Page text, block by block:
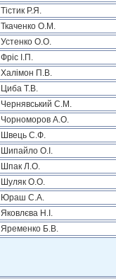
Тістик Р.Я.
Ткаченко О.М.
Устенко О.О.
Фріс І.П.
Халімон П.В.
Циба Т.В.
Чернявський С.М.
Чорноморов А.О.
Швець С.Ф.
Шипайло О.І.
Шпак Л.О.
Шуляк О.О.
Юраш С.А.
Яковлєва Н.І.
Яременко Б.В.